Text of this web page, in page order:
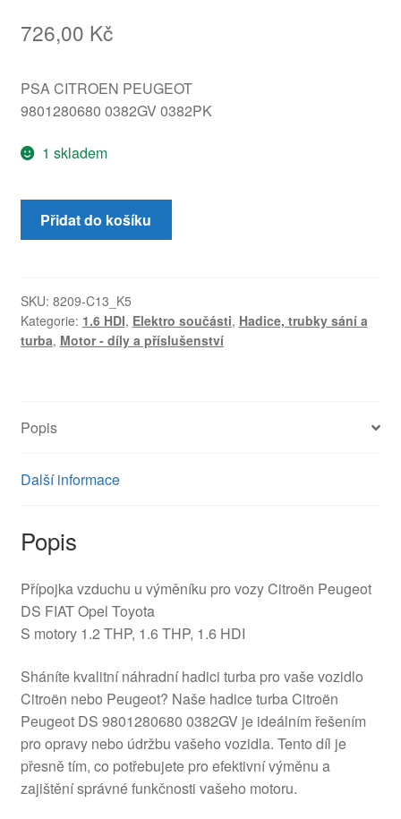
726,00 Kč
PSA CITROEN PEUGEOT
9801280680 0382GV 0382PK
1 skladem
Hadice
turba
DS
9801280680
0382GV
Přidat do košíku
SKU: 8209-C13_K5
Kategorie: 1.6 HDI, Elektro součásti, Hadice, trubky sání a
turba, Motor - díly a příslušenství
Popis
Další informace
Popis
Přípojka vzduchu u výměníku pro vozy Citroën Peugeot
DS FIAT Opel Toyota
S motory 1.2 THP, 1.6 THP, 1.6 HDI
Sháníte kvalitní náhradní hadici turba pro vaše vozidlo
Citroën nebo Peugeot? Naše hadice turba Citroën
Peugeot DS 9801280680 0382GV je ideálním řešením
pro opravy nebo údržbu vašeho vozidla. Tento díl je
přesně tím, co potřebujete pro efektivní výměnu a
zajištění správné funkčnosti vašeho motoru.